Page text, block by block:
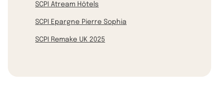
SCPI Atream Hôtels
SCPI Epargne Pierre Sophia
SCPI Remake UK 2025